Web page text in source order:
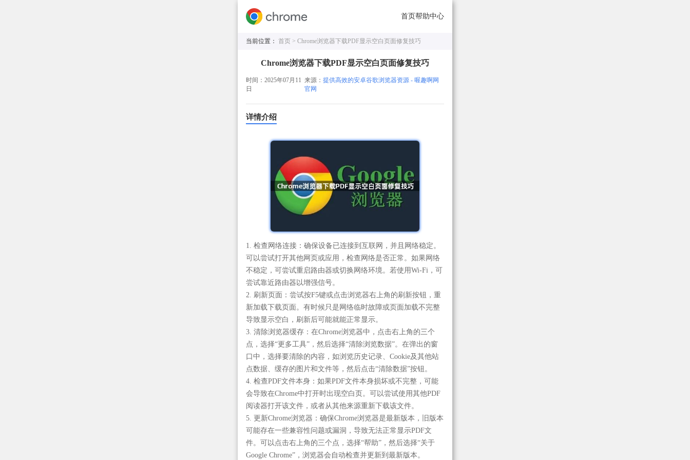
首页帮助中心
当前位置： 首页 > Chrome浏览器下载PDF显示空白页面修复技巧
Chrome浏览器下载PDF显示空白页面修复技巧
时间：2025年07月11
日
来源：提供高效的安卓谷歌浏览器资源 - 喔趣啊网
官网
详情介绍
1. 检查网络连接：确保设备已连接到互联网，并且网络稳定。
可以尝试打开其他网页或应用，检查网络是否正常。如果网络
不稳定，可尝试重启路由器或切换网络环境。若使用Wi-Fi，可
尝试靠近路由器以增强信号。
2. 刷新页面：尝试按F5键或点击浏览器右上角的刷新按钮，重
新加载下载页面。有时候只是网络临时故障或页面加载不完整
导致显示空白，刷新后可能就能正常显示。
3. 清除浏览器缓存：在Chrome浏览器中，点击右上角的三个
点，选择“更多工具”，然后选择“清除浏览数据”。在弹出的窗
口中，选择要清除的内容，如浏览历史记录、Cookie及其他站
点数据、缓存的图片和文件等，然后点击“清除数据”按钮。
4. 检查PDF文件本身：如果PDF文件本身损坏或不完整，可能
会导致在Chrome中打开时出现空白页。可以尝试使用其他PDF
阅读器打开该文件，或者从其他来源重新下载该文件。
5. 更新Chrome浏览器：确保Chrome浏览器是最新版本，旧版本
可能存在一些兼容性问题或漏洞，导致无法正常显示PDF文
件。可以点击右上角的三个点，选择“帮助”，然后选择“关于
Google Chrome”，浏览器会自动检查并更新到最新版本。